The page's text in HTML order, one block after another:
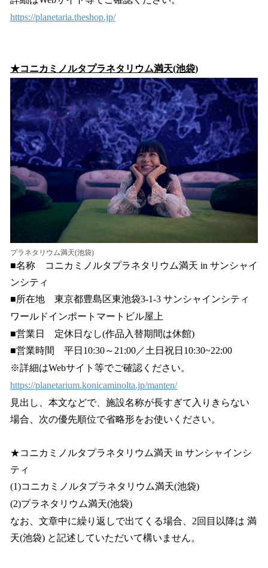
https://planetaria.theshop.jp/
★コニカミノルタプラネタリウム満天(池袋)
プラネタリウム満天(池袋)
■名称 コニカミノルタプラネタリウム満天 in サンシャイ
ンシティ
■所在地 東京都豊島区東池袋3-1-3 サンシャインシティ
ワールドインポートマートビル屋上
■営業日 定休日なし(作品入替期間は休館)
■営業時間 平日10:30～21:00／土日祝日10:30~22:00
※詳細はWebサイト等でご確認ください。
https://planetarium.konicaminolta.jp/manten/
見出し、本文などで、施設名称が長すぎて入りきらない
場合、次の優先順位で省略形をお使いください。
★コニカミノルタプラネタリウム満天 in サンシャインシ
ティ
(1)コニカミノルタプラネタリウム満天(池袋)
(2)プラネタリウム満天(池袋)
なお、文章中に繰り返しで出てくる場合、2回目以降は 満
天(池袋) と記述していただいて構いません。